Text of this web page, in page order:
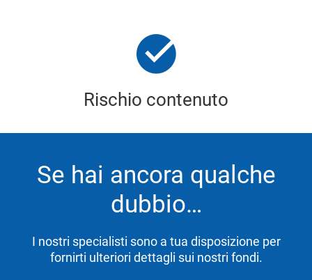
Rischio contenuto
Se hai ancora qualche
dubbio…
I nostri specialisti sono a tua disposizione per
fornirti ulteriori dettagli sui nostri fondi.